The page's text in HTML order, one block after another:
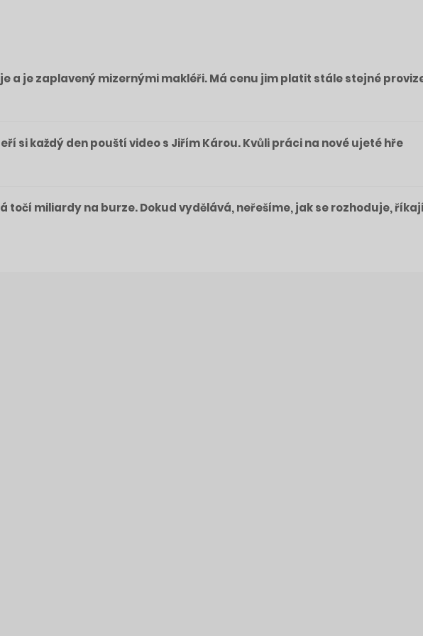
a je zaplavený mizernými makléři. Má cenu jim platit stále stejné
si každý den pouští video s Jiřím Károu. Kvůli práci na nové ujeté hře
točí miliardy na burze. Dokud vydělává, neřešíme, jak se rozhoduje,